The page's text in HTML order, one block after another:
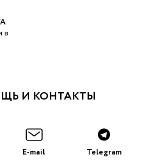
в
И КОНТАКТЫ
E-mail Telegram